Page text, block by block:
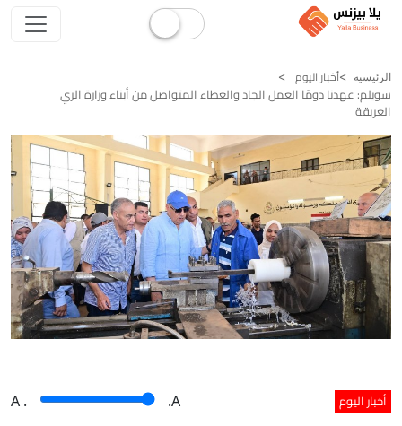
الرئيسيه أخبار اليوم
سويلم: عهدنا دومًا العمل الجاد والعطاء المتواصل من أبناء وزارة الري
العريقة
أخبار اليوم A . .A